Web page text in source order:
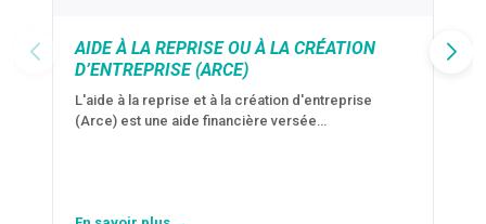
AIDE À LA REPRISE OU À LA CRÉATION
D’ENTREPRISE (ARCE)
L'aide à la reprise et à la création d'entreprise
(Arce) est une aide financière versée…